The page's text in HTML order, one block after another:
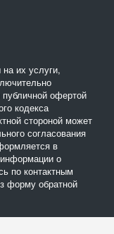
их услуги,
офертой
кодекса
стороной может
согласования
в
о
по контактным
форму обратной